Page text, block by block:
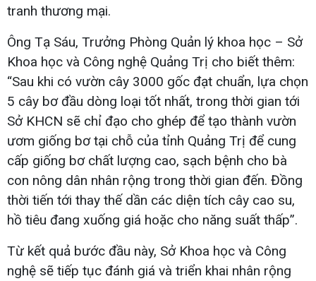
tranh thương mại.
Ông Tạ Sáu, Trưởng Phòng Quản lý khoa học – Sở
Khoa học và Công nghệ Quảng Trị cho biết thêm:
“Sau khi có vườn cây 3000 gốc đạt chuẩn, lựa chọn
5 cây bơ đầu dòng loại tốt nhất, trong thời gian tới
Sở KHCN sẽ chỉ đạo cho ghép để tạo thành vườn
ươm giống bơ tại chỗ của tỉnh Quảng Trị để cung
cấp giống bơ chất lượng cao, sạch bệnh cho bà
con nông dân nhân rộng trong thời gian đến. Đồng
thời tiến tới thay thế dần các diện tích cây cao su,
hồ tiêu đang xuống giá hoặc cho năng suất thấp”.
Từ kết quả bước đầu này, Sở Khoa học và Công
nghệ sẽ tiếp tục đánh giá và triển khai nhân rộng